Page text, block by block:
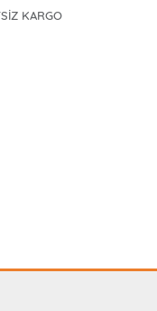
KARGO